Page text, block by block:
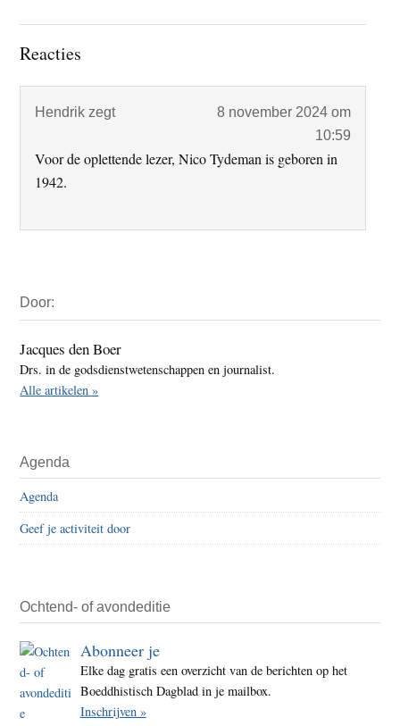
Lees
Reacties
Hendrik zegt
8 november 2024 om
10:59
Voor de oplettende lezer, Nico Tydeman is geboren in
1942.
Sidebar
Door:
Jacques den Boer
Drs. in de godsdienstwetenschappen en journalist.
Alle artikelen »
Agenda
Agenda
Geef je activiteit door
Ochtend- of avondeditie
Abonneer je
Elke dag gratis een overzicht van de berichten op het
Boeddhistisch Dagblad in je mailbox.
Inschrijven »